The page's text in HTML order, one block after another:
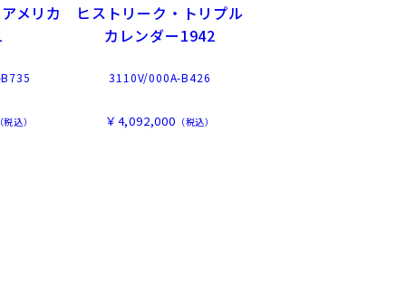
メリカ
（税込）
ヒストリーク・トリプル
カレンダー1942
3110V/000A-B426
￥4,092,000 （税込）